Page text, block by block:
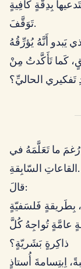
تَوَقَّفَ.
كَما تَأَكَّدتُ مِنْ
تَفكيري الحاليِّ؟
ما تَعَلَّمَهُ في
القاعاتِ السّابِقةِ.
قالَ:
بِطَريقةٍ فَلسَفيّةٍ
عامَّةٍ تُواجِهُ كُلَّ
ذاكِرةٍ بَشَريّةٍ؟
اِبتِسامةَ أُستاذٍ